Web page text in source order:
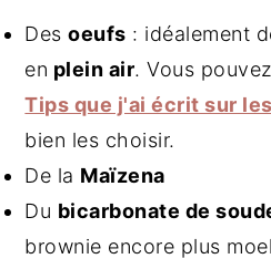
Desoeufs : idéalement
en plein air. Vous
Tips que j'ai écrit sur
bien les choisir.
De la Maïzena
Du bicarbonate de
brownie encore plus